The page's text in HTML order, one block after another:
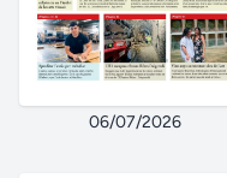
06/07/2026